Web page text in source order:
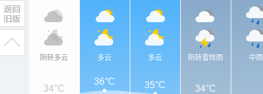
阴转多云 多云 多云 阴转雷阵雨 中雨
34°C
36°C 35°C
34°C